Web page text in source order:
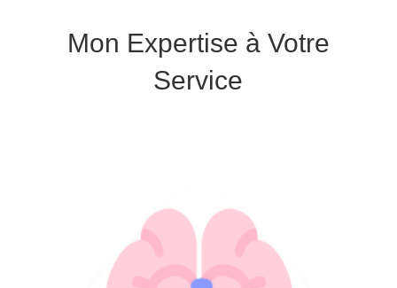
Mon Expertise à Votre
Service